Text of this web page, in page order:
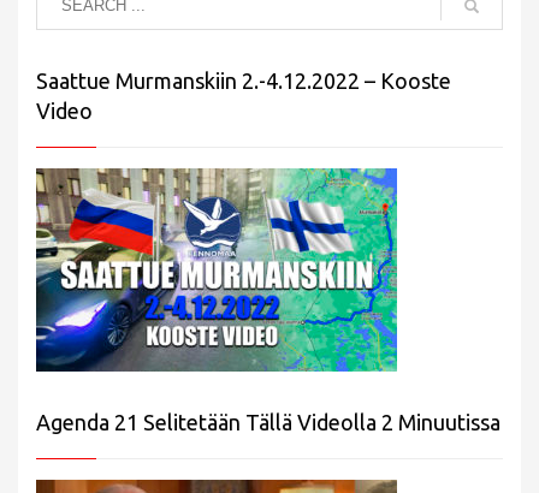
Saattue Murmanskiin 2.-4.12.2022 – Kooste
Video
Agenda 21 Selitetään Tällä Videolla 2 Minuutissa